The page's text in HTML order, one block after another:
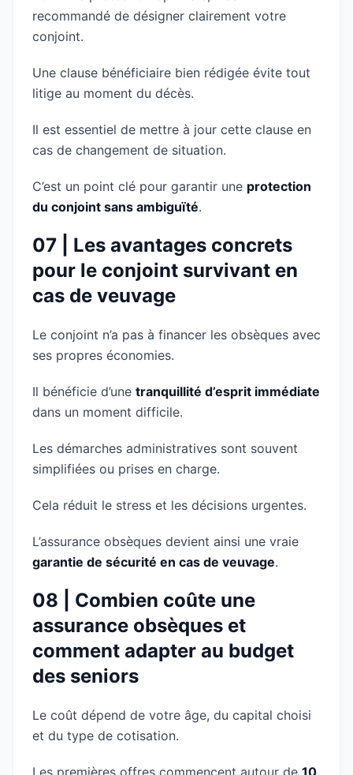
recommandé de désigner clairement votre
conjoint.
Une clause bénéficiaire bien rédigée évite tout
litige au moment du décès.
Il est essentiel de mettre à jour cette clause en
cas de changement de situation.
C’est un point clé pour garantir une protection
du conjoint sans ambiguïté.
07 | Les avantages concrets
pour le conjoint survivant en
cas de veuvage
Le conjoint n’a pas à financer les obsèques avec
ses propres économies.
Il bénéficie d’une tranquillité d’esprit immédiate
dans un moment difficile.
Les démarches administratives sont souvent
simplifiées ou prises en charge.
Cela réduit le stress et les décisions urgentes.
L’assurance obsèques devient ainsi une vraie
garantie de sécurité en cas de veuvage.
08 | Combien coûte une
assurance obsèques et
comment adapter au budget
des seniors
Le coût dépend de votre âge, du capital choisi
et du type de cotisation.
Les premières offres commencent autour de 10